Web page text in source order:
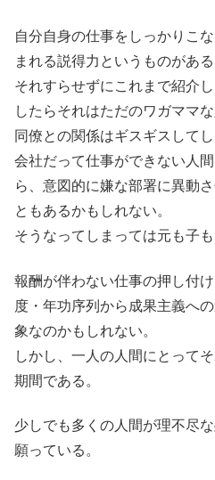
自分自身の仕事をしっかりこ
まれる説得力というものがある
それすらせずにこれまで紹介
したらそれはただのワガママな
同僚との関係はギスギスしてし
会社だって仕事ができない人
ら、意図的に嫌な部署に異動
ともあるかもしれない。
そうなってしまっては元も子も
報酬が伴わない仕事の押し付
度・年功序列から成果主義へ
象なのかもしれない。
しかし、一人の人間にとって
期間である。
少しでも多くの人間が理不尽
願っている。